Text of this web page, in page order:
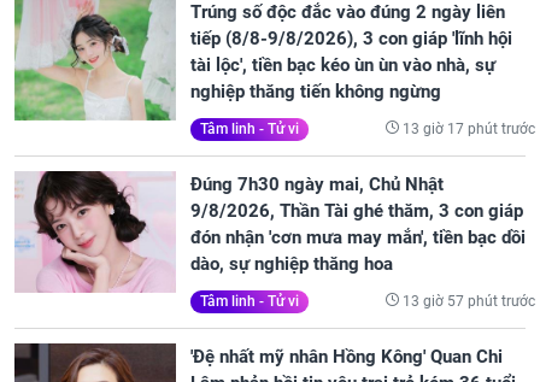
Trúng số độc đắc vào đúng 2 ngày liên
tiếp (8/8-9/8/2026), 3 con giáp 'lĩnh hội
tài lộc', tiền bạc kéo ùn ùn vào nhà, sự
nghiệp thăng tiến không ngừng
Tâm linh - Tử vi 13 giờ 17 phút trước
Đúng 7h30 ngày mai, Chủ Nhật
9/8/2026, Thần Tài ghé thăm, 3 con giáp
đón nhận 'cơn mưa may mắn', tiền bạc dồi
dào, sự nghiệp thăng hoa
Tâm linh - Tử vi 13 giờ 57 phút trước
'Đệ nhất mỹ nhân Hồng Kông' Quan Chi